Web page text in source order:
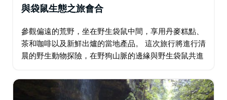
與袋鼠生態之旅會合
參觀偏遠的荒野，坐在野生袋鼠中間，享用丹麥糕點、
茶和咖啡以及新鮮出爐的當地產品。 這次旅行將進行清
晨的野生動物探險，在野狗山脈的邊緣與野生袋鼠共進
鼠在自然棲息地的照片。 觀看三姐妹峰和…